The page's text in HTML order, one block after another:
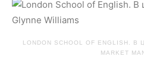
LONDON SCHOOL OF ENGLISH. В
MARKET